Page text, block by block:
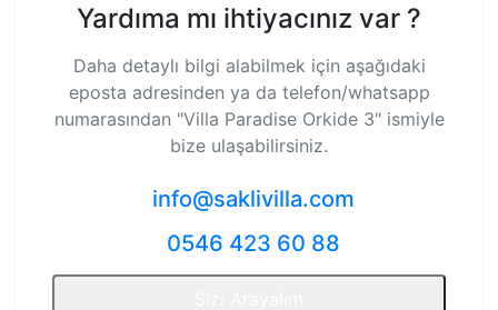
Yardıma mı ihtiyacınız var ?
Daha detaylı bilgi alabilmek için aşağıdaki
eposta adresinden ya da telefon/whatsapp
numarasından "Villa Paradise Orkide 3"ismiyle
bize ulaşabilirsiniz.
info@saklivilla.com
0546 423 60 88